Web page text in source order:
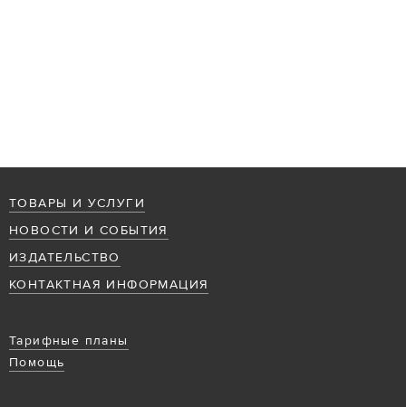
ТОВАРЫ И УСЛУГИ
НОВОСТИ И СОБЫТИЯ
ИЗДАТЕЛЬСТВО
КОНТАКТНАЯ ИНФОРМАЦИЯ
Тарифные планы
Помощь